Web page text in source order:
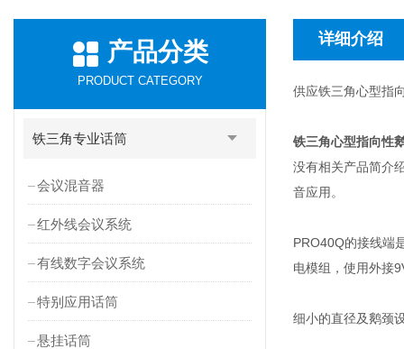
产品分类
PRODUCT CATEGORY
铁三角专业话筒
会议混音器
红外线会议系统
有线数字会议系统
特别应用话筒
悬挂话筒
详细介绍
供应铁三角心型指
铁三角心型指向性
没有相关产品简介
音应用。
PRO40Q的接线端
电模组，使用外接
细小的直径及鹅颈